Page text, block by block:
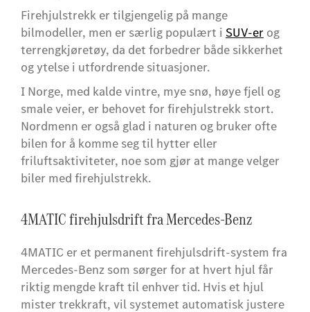
Firehjulstrekk er tilgjengelig på mange
bilmodeller, men er særlig populært i SUV-er og
terrengkjøretøy, da det forbedrer både sikkerhet
og ytelse i utfordrende situasjoner.
I Norge, med kalde vintre, mye snø, høye fjell og
smale veier, er behovet for firehjulstrekk stort.
Nordmenn er også glad i naturen og bruker ofte
bilen for å komme seg til hytter eller
friluftsaktiviteter, noe som gjør at mange velger
biler med firehjulstrekk.
4MATIC firehjulsdrift fra Mercedes-Benz
4MATIC er et permanent firehjulsdrift-system fra
Mercedes-Benz som sørger for at hvert hjul får
riktig mengde kraft til enhver tid. Hvis et hjul
mister trekkraft, vil systemet automatisk justere